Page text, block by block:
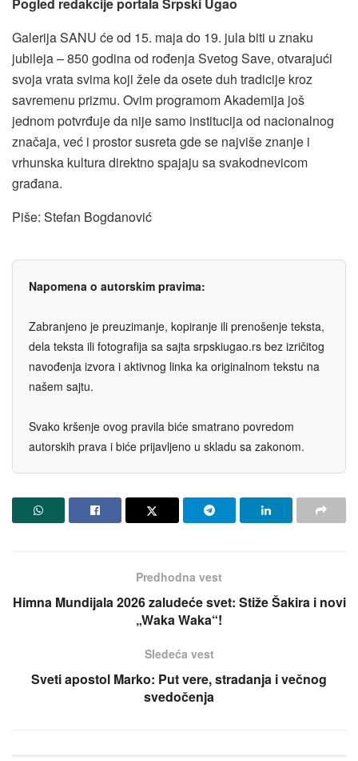
Galerija SANU će od 15. maja do 19. jula biti u znaku
jubileja – 850 godina od rođenja Svetog Save, otvarajući
svoja vrata svima koji žele da osete duh tradicije kroz
savremenu prizmu. Ovim programom Akademija još
jednom potvrđuje da nije samo institucija od nacionalnog
značaja, već i prostor susreta gde se najviše znanje i
vrhunska kultura direktno spajaju sa svakodnevicom
građana.
Piše: Stefan Bogdanović
Napomena o autorskim pravima:
Zabranjeno je preuzimanje, kopiranje ili prenošenje teksta,
dela teksta ili fotografija sa sajta srpskiugao.rs bez izričitog
navođenja izvora i aktivnog linka ka originalnom tekstu na
našem sajtu.
Svako kršenje ovog pravila biće smatrano povredom
autorskih prava i biće prijavljeno u skladu sa zakonom.
Predhodna vest
Himna Mundijala 2026 zaludeće svet: Stiže Šakira i novi
„Waka Waka“!
Sledeća vest
Sveti apostol Marko: Put vere, stradanja i večnog
svedočenja